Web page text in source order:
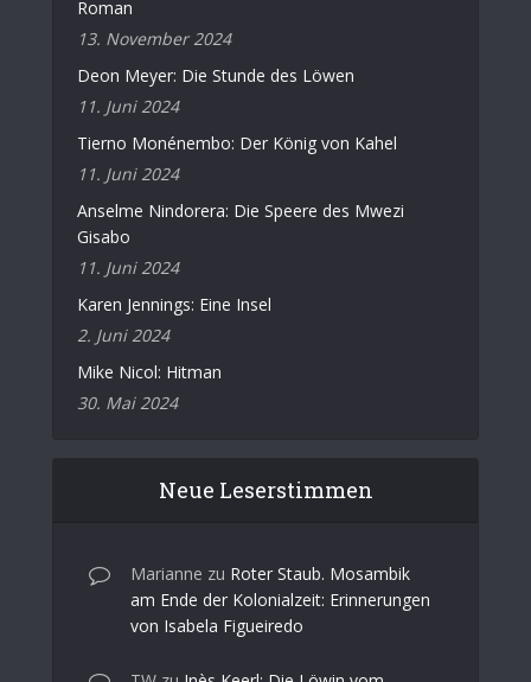
Roman
13. November 2024
Deon Meyer: Die Stunde des Löwen
11. Juni 2024
Tierno Monénembo: Der König von Kahel
11. Juni 2024
Anselme Nindorera: Die Speere des Mwezi
Gisabo
11. Juni 2024
Karen Jennings: Eine Insel
2. Juni 2024
Mike Nicol: Hitman
30. Mai 2024
Neue Leserstimmen
Marianne zu Roter Staub. Mosambik
am Ende der Kolonialzeit: Erinnerungen
von Isabela Figueiredo